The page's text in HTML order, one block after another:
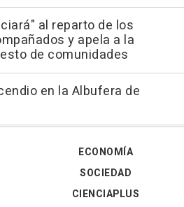
al reparto de los
y apela a la
de comunidades
en la Albufera de
ECONOMÍA
SOCIEDAD
CIENCIAPLUS